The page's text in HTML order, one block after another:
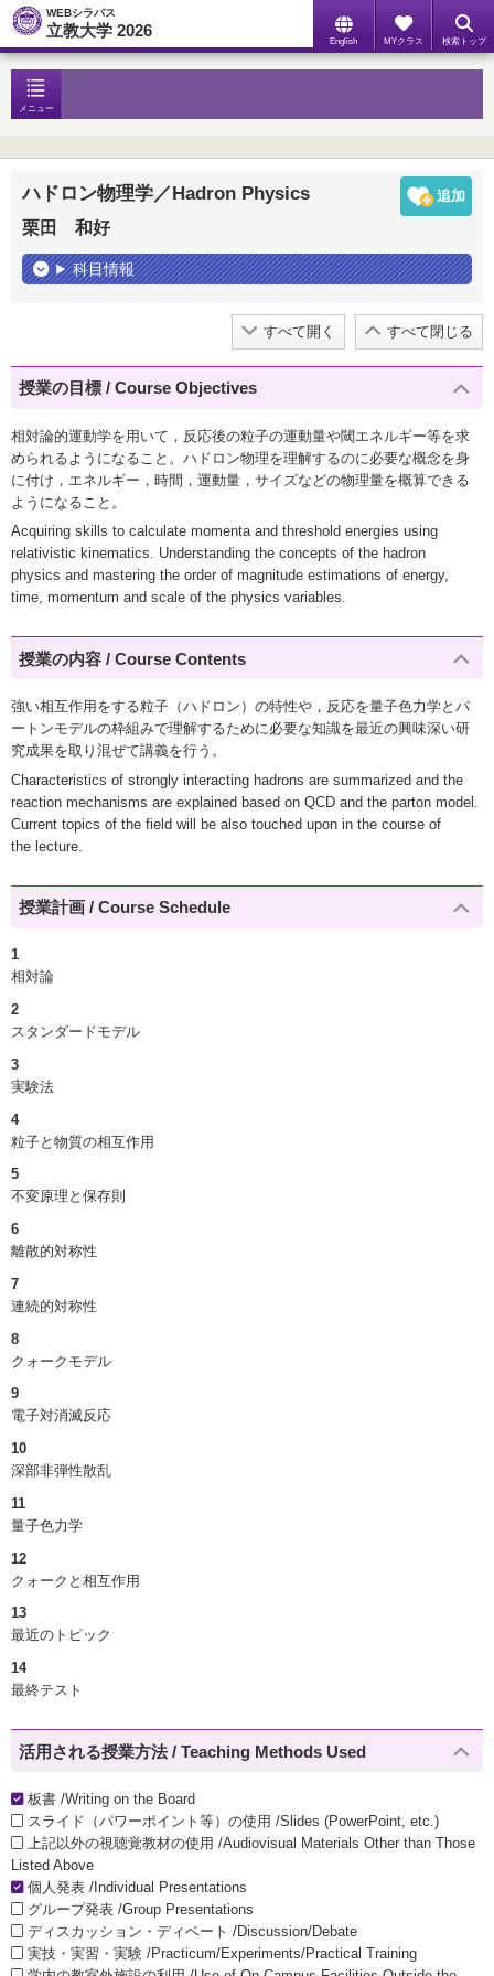
WEBシラバス
立教大学 2026
English MYクラス 検索トップ
メニュー
ハドロン物理学／Hadron Physics
栗田 和好
科目情報
すべて開く すべて閉じる
授業の目標 / Course Objectives
相対論的運動学を用いて，反応後の粒子の運動量や閾エネルギー等を求
められるようになること。ハドロン物理を理解するのに必要な概念を身
に付け，エネルギー，時間，運動量，サイズなどの物理量を概算できる
ようになること。
Acquiring skills to calculate momenta and threshold energies using
relativistic kinematics. Understanding the concepts of the hadron
physics and mastering the order of magnitude estimations of energy,
time, momentum and scale of the physics variables.
授業の内容 / Course Contents
強い相互作用をする粒子（ハドロン）の特性や，反応を量子色力学とパ
ートンモデルの枠組みで理解するために必要な知識を最近の興味深い研
究成果を取り混ぜて講義を行う。
Characteristics of strongly interacting hadrons are summarized and the
reaction mechanisms are explained based on QCD and the parton model.
Current topics of the field will be also touched upon in the course of
the lecture.
授業計画 / Course Schedule
1
相対論
2
スタンダードモデル
3
実験法
4
粒子と物質の相互作用
5
不変原理と保存則
6
離散的対称性
7
連続的対称性
8
クォークモデル
9
電子対消滅反応
10
深部非弾性散乱
11
量子色力学
12
クォークと相互作用
13
最近のトピック
14
最終テスト
活用される授業方法 / Teaching Methods Used
板書 /Writing on the Board
スライド（パワーポイント等）の使用 /Slides (PowerPoint, etc.)
上記以外の視聴覚教材の使用 /Audiovisual Materials Other than Those
Listed Above
個人発表 /Individual Presentations
グループ発表 /Group Presentations
ディスカッション・ディベート /Discussion/Debate
実技・実習・実験 /Practicum/Experiments/Practical Training